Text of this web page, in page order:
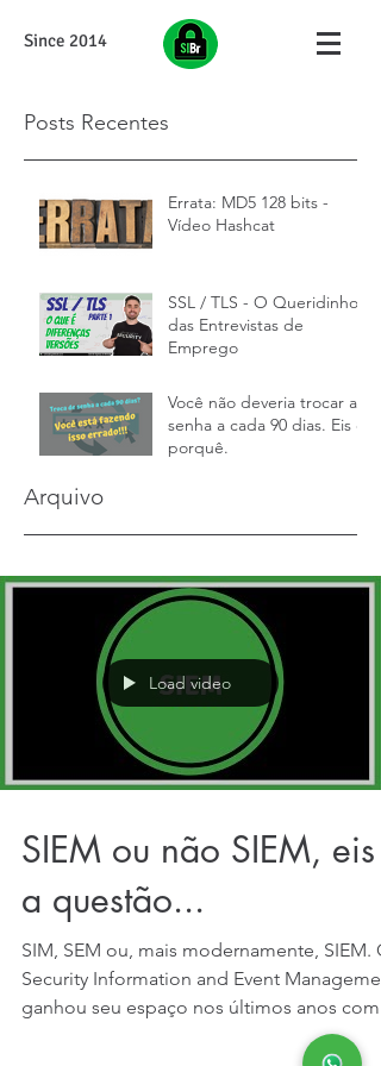
Since 2014
Posts Recentes
Errata: MD5 128 bits -
Vídeo Hashcat
SSL / TLS - O Queridinho
das Entrevistas de
Emprego
Você não deveria trocar a
senha a cada 90 dias. Eis o
porquê.
Arquivo
Load video
SIEM ou não SIEM, eis
a questão...
SIM, SEM ou, mais modernamente, SIEM. O
Security Information and Event
ganhou seu espaço nos últimos anos com